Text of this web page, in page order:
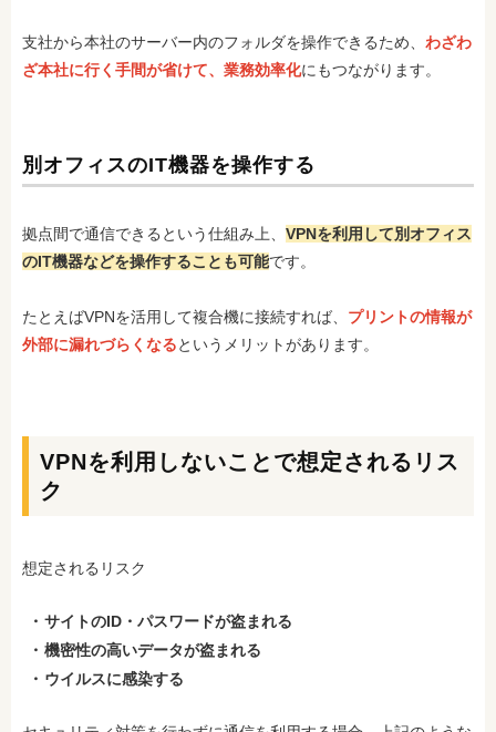
支社から本社のサーバー内のフォルダを操作できるため、 わざわ
ざ本社に行く手間が省けて、業務効率化にもつながります。
別オフィスのIT機器を操作する
拠点間で通信できるという仕組み上、 VPNを利用して別オフィス
のIT機器などを操作することも可能です。
たとえばVPNを活用して複合機に接続すれば、 プリントの情報が
外部に漏れづらくなるというメリットがあります。
VPNを利用しないことで想定されるリス
ク
想定されるリスク
サイトのID・パスワードが盗まれる
機密性の高いデータが盗まれる
ウイルスに感染する